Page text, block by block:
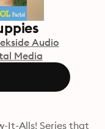
Audio
Media
It-Alls! Series that